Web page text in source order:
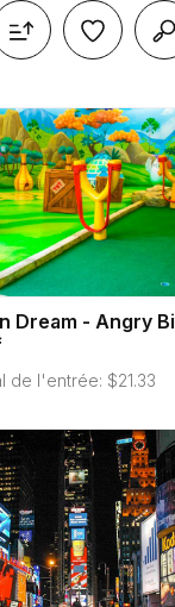
Dream - Angry
de l'entrée: $21.33